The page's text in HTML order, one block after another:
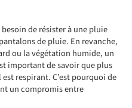
de résister à une pluie
de pluie. En revanche,
ou la végétation humide, un
important de savoir que plus
respirant. C’est pourquoi de
un compromis entre